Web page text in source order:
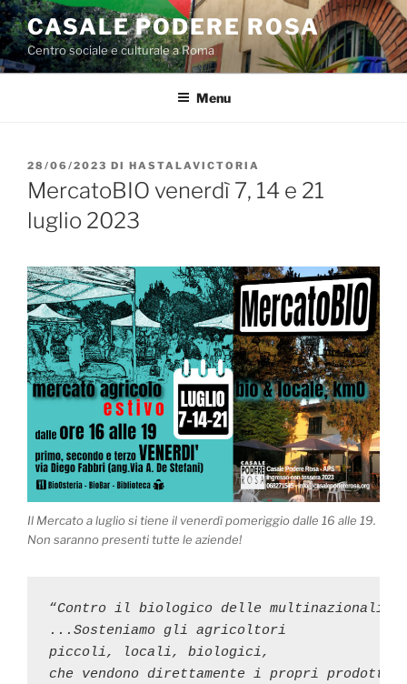
Salta
al
contenuto
CASALE PODERE ROSA
Centro sociale e culturale a Roma
Menu
PUBBLICATO
IL
28/06/2023 DI HASTALAVICTORIA
MercatoBIO venerdì 7, 14 e 21
luglio 2023
Il Mercato a luglio si tiene il venerdì pomeriggio dalle 16 alle 19.
Non saranno presenti tutte le aziende!
“Contro il biologico delle multinazionali
...Sosteniamo gli agricoltori
piccoli, locali, biologici,
che vendono direttamente i propri prodotti